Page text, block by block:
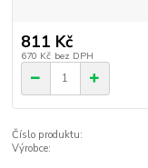
811 Kč
670 Kč bez DPH
Číslo produktu:
Výrobce: